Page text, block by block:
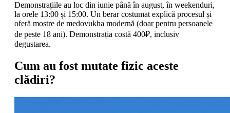
Demonstrațiile au loc din iunie până în august, în weekenduri,
la orele 13:00 și 15:00. Un berar costumat explică procesul și
oferă mostre de medovukha modernă (doar pentru persoanele
de peste 18 ani). Demonstrația costă 400₽, inclusiv
degustarea.
Cum au fost mutate fizic aceste
clădiri?